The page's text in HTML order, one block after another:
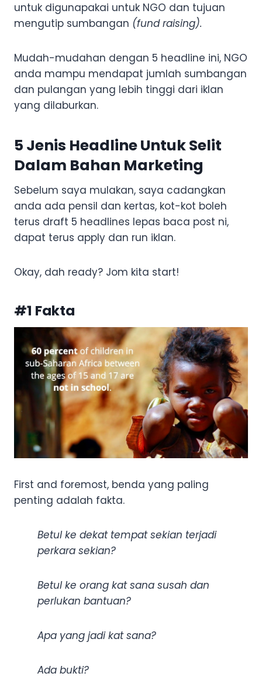
untuk digunapakai untuk NGO dan tujuan
mengutip sumbangan (fund raising).
Mudah-mudahan dengan 5 headline ini, NGO
anda mampu mendapat jumlah sumbangan
dan pulangan yang lebih tinggi dari iklan
yang dilaburkan.
5 Jenis Headline Untuk Selit
Dalam Bahan Marketing
Sebelum saya mulakan, saya cadangkan
anda ada pensil dan kertas, kot-kot boleh
terus draft 5 headlines lepas baca post ni,
dapat terus apply dan run iklan.
Okay, dah ready? Jom kita start!
#1 Fakta
First and foremost, benda yang paling
penting adalah fakta.
Betul ke dekat tempat sekian terjadi
perkara sekian?
Betul ke orang kat sana susah dan
perlukan bantuan?
Apa yang jadi kat sana?
Ada bukti?